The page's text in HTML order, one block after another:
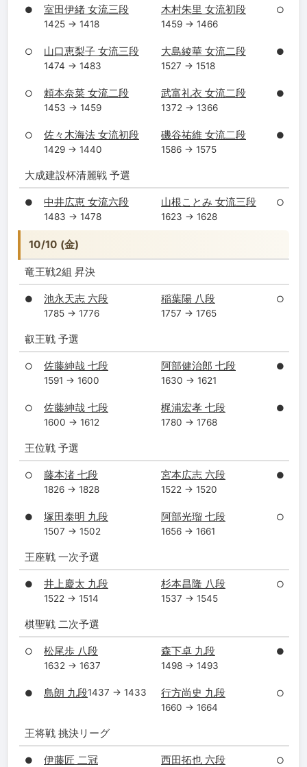
● 室田伊緒 女流三段
1425 → 1418
木村朱里 女流初段
1459 → 1466
○
○ 山口恵梨子 女流三段
1474 → 1483
大島綾華 女流二段
1527 → 1518
●
○ 頼本奈菜 女流二段
1453 → 1459
武富礼衣 女流二段
1372 → 1366
●
○ 佐々木海法 女流初段
1429 → 1440
磯谷祐維 女流二段
1586 → 1575
●
大成建設杯清麗戦 予選
● 中井広恵 女流六段
1483 → 1478
山根ことみ 女流三段
1623 → 1628
○
10/10 (金)
竜王戦2組 昇決
● 池永天志 六段
1785 → 1776
稲葉陽 八段
1757 → 1765
○
叡王戦 予選
○ 佐藤紳哉 七段
1591 → 1600
阿部健治郎 七段
1630 → 1621
●
○ 佐藤紳哉 七段
1600 → 1612
梶浦宏孝 七段
1780 → 1768
●
王位戦 予選
○ 藤本渚 七段
1826 → 1828
宮本広志 六段
1522 → 1520
●
● 塚田泰明 九段
1507 → 1502
阿部光瑠 七段
1656 → 1661
○
王座戦 一次予選
● 井上慶太 九段
1522 → 1514
杉本昌隆 八段
1537 → 1545
○
棋聖戦 二次予選
○ 松尾歩 八段
1632 → 1637
森下卓 九段
1498 → 1493
●
● 島朗 九段1437 → 1433 行方尚史 九段
1660 → 1664
○
王将戦 挑決リーグ
● 伊藤匠 二冠 西田拓也 六段 ○